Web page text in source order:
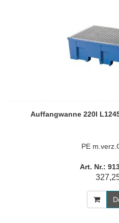
Auffangwanne 220l
PE
Art. Nr.: